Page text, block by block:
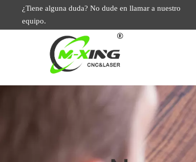
¿Tiene alguna duda? No dude en llamar a nuestro
equipo.